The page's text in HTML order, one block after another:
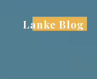
Lanke Blog